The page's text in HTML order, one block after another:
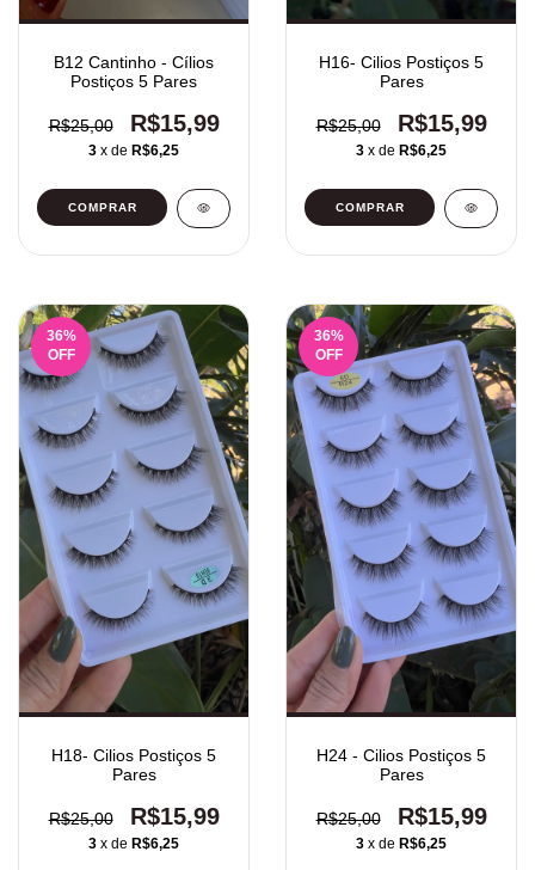
B12 Cantinho - Cílios
Postiços 5 Pares
R$25,00 R$15,99
3 x de R$6,25
H16- Cilios Postiços 5
Pares
R$25,00 R$15,99
3 x de R$6,25
36%
OFF
H18- Cilios Postiços 5
Pares
R$25,00 R$15,99
3 x de R$6,25
36%
OFF
H24 - Cilios Postiços 5
Pares
R$25,00 R$15,99
3 x de R$6,25